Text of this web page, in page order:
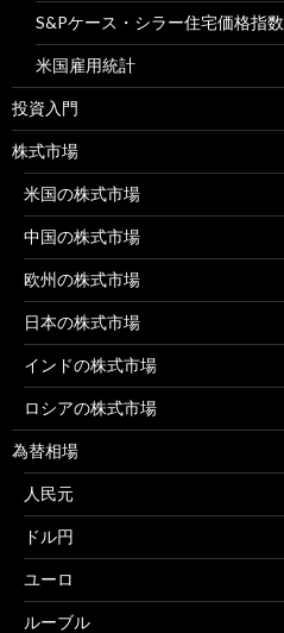
S&Pケース・シラー住宅価格指数
米国雇用統計
投資入門
株式市場
米国の株式市場
中国の株式市場
欧州の株式市場
日本の株式市場
インドの株式市場
ロシアの株式市場
為替相場
人民元
ドル円
ユーロ
ルーブル